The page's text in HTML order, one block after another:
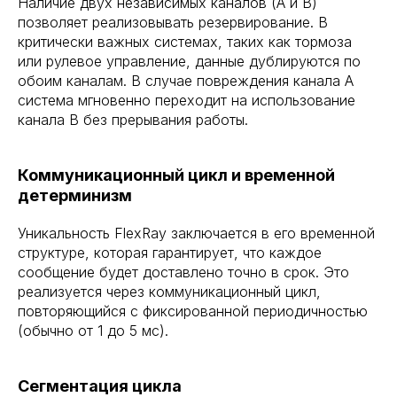
позволяет реализовывать резервирование. В
критически важных системах, таких как тормоза
или рулевое управление, данные дублируются по
обоим каналам. В случае повреждения канала A
система мгновенно переходит на использование
канала B без прерывания работы.
Коммуникационный цикл и временной
детерминизм
Уникальность FlexRay заключается в его временной
структуре, которая гарантирует, что каждое
сообщение будет доставлено точно в срок. Это
реализуется через коммуникационный цикл,
повторяющийся с фиксированной периодичностью
(обычно от 1 до 5 мс).
Сегментация цикла